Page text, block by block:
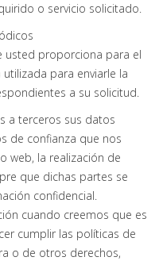
o servicio solicitado.
usted proporciona para el
para enviarle la
a su solicitud.
a terceros sus datos
de confianza que nos
web, la realización de
que dichas partes se
confidencial.
cuando creemos que es
cumplir las políticas de
o de otros derechos,